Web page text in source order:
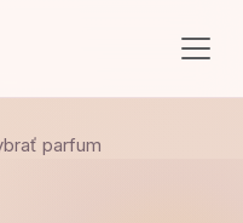
parfum